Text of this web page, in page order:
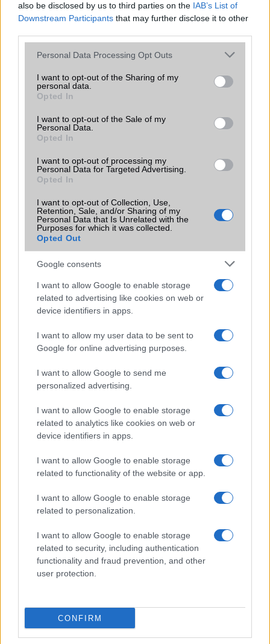
also be disclosed by us to third parties on the IAB’s List of
Downstream Participants that may further disclose it to other
Please note that this website/app uses one or more Google
not limited to your visit or usage behaviour. You may click to
grant or deny consent to Google and its third-party tags to
use your data for below specified purposes in below Google
consent section.
Personal Data Processing Opt Outs
I want to opt-out of the Sharing of my
personal data.
Opted In
I want to opt-out of the Sale of my
Personal Data.
Opted In
I want to opt-out of processing my
Personal Data for Targeted Advertising.
Opted In
I want to opt-out of Collection, Use,
Retention, Sale, and/or Sharing of my
Personal Data that Is Unrelated with the
Purposes for which it was collected.
Opted Out
Google consents
I want to allow Google to enable storage
related to advertising like cookies on web or
device identifiers in apps.
I want to allow my user data to be sent to
Google for online advertising purposes.
I want to allow Google to send me
personalized advertising.
I want to allow Google to enable storage
related to analytics like cookies on web or
device identifiers in apps.
I want to allow Google to enable storage
related to functionality of the website or app.
I want to allow Google to enable storage
related to personalization.
I want to allow Google to enable storage
related to security, including authentication
functionality and fraud prevention, and other
user protection.
CONFIRM
Nyugati GSM
195.000 Ft (új)
Számos népszerű Samsung Galaxy
frissítésből – itt a lista az érintett
modellekről
2026.06.30
A One UI 9 érkezése új mesterséges intelligencia-
funkciókat és továbbfejlesztett kezelőfelületet hoz,
azonban több korábbi csúcskategóriás és középkategóriás
iPhone 18 bemutató dátum - ekkor
rántja le a leplet az Apple az új
csúcsmobilokról
2026.06.29
A szeptemberi eseményen az iPhone 18 Pro modellek
mellett a régóta pletykált hajlítható iPhone Ultra is
bemutatkozhat, miközben az áremelésekről szóló
találgatások továbbra is beárnyékolják a rajtot.
Az Android rejtett automatizmusai: hat
funkció, amely észrevétlenül könnyíti
2026.06.14| Android Police
Sok felhasználó külön alkalmazásokra esküszik, pedig az
amelyek maguktól dolgoznak a háttérben.
Ez a rejtett Samsung funkció teljesen
megváltoztatja a mobilhasználatot –
sokan mégsem tudnak róla
Az Edge Panel az egyik leghasznosabb funkció, amely
jelentősen felgyorsítja a mindennapi használatot,
Elérte a határt az Apple? Egy felmérés szerint sokan már
nem vennék meg az iPhone 18 Pro Maxot a megjelenés